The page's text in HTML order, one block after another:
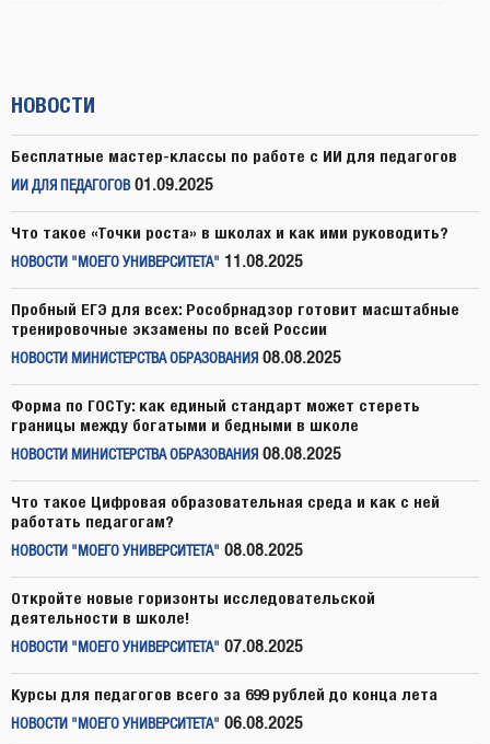
НОВОСТИ
Бесплатные мастер-классы по работе с ИИ для педагогов
ИИ ДЛЯ ПЕДАГОГОВ 01.09.2025
Что такое «Точки роста» в школах и как ими руководить?
НОВОСТИ "МОЕГО УНИВЕРСИТЕТА" 11.08.2025
Пробный ЕГЭ для всех: Рособрнадзор готовит масштабные
тренировочные экзамены по всей России
НОВОСТИ МИНИСТЕРСТВА ОБРАЗОВАНИЯ 08.08.2025
Форма по ГОСТу: как единый стандарт может стереть
границы между богатыми и бедными в школе
НОВОСТИ МИНИСТЕРСТВА ОБРАЗОВАНИЯ 08.08.2025
Что такое Цифровая образовательная среда и как с ней
работать педагогам?
НОВОСТИ "МОЕГО УНИВЕРСИТЕТА" 08.08.2025
Откройте новые горизонты исследовательской
деятельности в школе!
НОВОСТИ "МОЕГО УНИВЕРСИТЕТА" 07.08.2025
Курсы для педагогов всего за 699 рублей до конца лета
НОВОСТИ "МОЕГО УНИВЕРСИТЕТА" 06.08.2025